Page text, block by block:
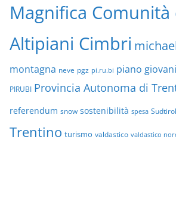
Magnifica Comunità
Altipiani Cimbri
montagna neve pgz pi.ru.bi piano giovani
PIRUBI Provincia Autonoma di
referendum snow sostenibilità spesa Sudtirol
Trentino turismo valdastico valdastico